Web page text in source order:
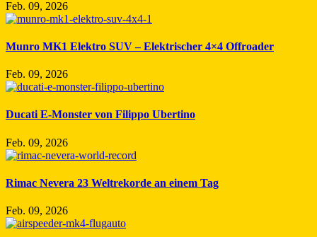
Feb. 09, 2026
Munro MK1 Elektro SUV – Elektrischer 4×4 Offroader
Feb. 09, 2026
Ducati E-Monster von Filippo Ubertino
Feb. 09, 2026
Rimac Nevera 23 Weltrekorde an einem Tag
Feb. 09, 2026